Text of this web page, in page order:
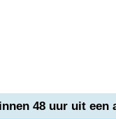
48 uur uit een